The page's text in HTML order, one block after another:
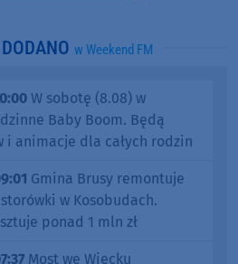
w Weekend FM
W sobotę (8.08) w
Baby Boom. Będą
i animacje dla całych rodzin
Gmina Brusy remontuje
w Kosobudach.
ponad 1 mln zł
Most we Wiecku